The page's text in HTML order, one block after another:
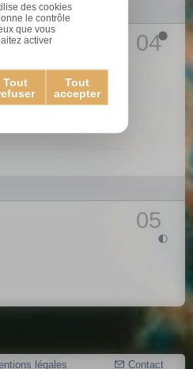
04
05
légales Contact
des cookies
le contrôle
que vous
activer
Tout
accepter
Tout